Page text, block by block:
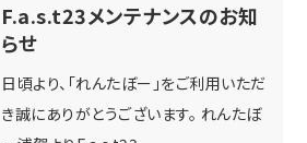
F.a.s.t23メンテナンスのお知
らせ
日頃より、「れんたぼー」をご利用いただ
き誠にありがとうございます。 れんたぼ